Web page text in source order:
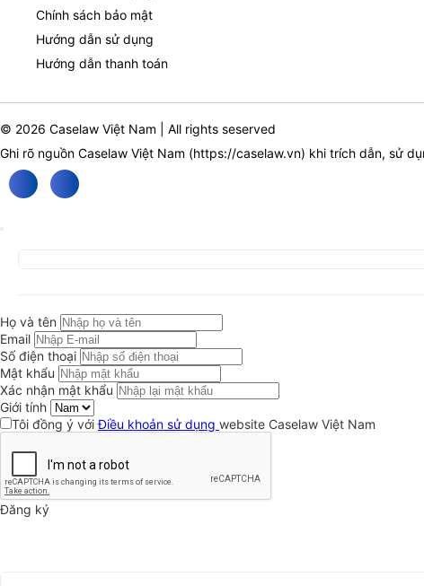
Chính sách bảo mật
Hướng dẫn sử dụng
Hướng dẫn thanh toán
© 2026 Caselaw Việt Nam | All rights seserved
Ghi rõ nguồn Caselaw Việt Nam (https://caselaw.vn) khi trích dẫn, sử
Họ và tên
Email
Số điện thoại
Mật khẩu
Xác nhận mật khẩu
Giới tính
Tôi đồng ý vớiĐiều khoản sử dụng website Caselaw Việt Nam
Đăng ký